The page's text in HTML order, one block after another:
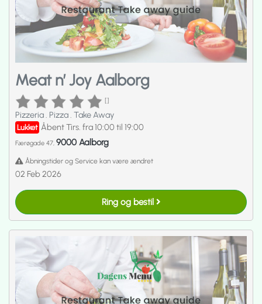
Meat n’ Joy Aalborg
[]
Pizzeria. Pizza. Take Away
Lukket Åbent Tirs. fra 10:00 til 19:00
Færøgade 47, 9000 Aalborg
Åbningstider og Service kan være ændret
02 Feb 2026
Ring og bestil